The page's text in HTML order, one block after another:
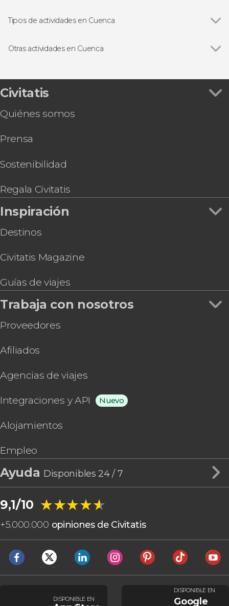
Tipos de actividades en Cuenca
Free Tour
Otras actividades en Cuenca
Tren turístico de Cuenca
Tour gastronómico por Cuenca
Civitatis
Quiénes somos
Prensa
Sostenibilidad
Regala Civitatis
Inspiración
Destinos
Civitatis Magazine
Guías de viajes
Trabaja con nosotros
Proveedores
Afiliados
Agencias de viajes
Integraciones y API Nuevo
Alojamientos
Empleo
Ayuda Disponibles 24 / 7
9,1/10 ★★★★★
★★★★★
+5.000.000 opiniones de Civitatis
DISPONIBLE EN
DISPONIBLE EN
Google